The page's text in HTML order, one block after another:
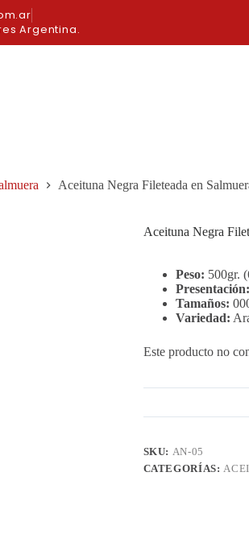
Argentina.
Aceituna Negra Fileteada en
Aceituna Negra
Peso: 500gr.
Presentación:
Tamaños:
Variedad:
Este producto no
SKU: AN-05
CATEGORÍAS: